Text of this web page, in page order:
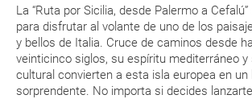
La “Ruta por Sicilia, desde Palermo a
para disfrutar al volante de uno de los
y bellos de Italia. Cruce de caminos desde
veinticinco siglos, su espíritu mediterráneo
cultural convierten a esta isla europea en un
sorprendente. No importa si decides